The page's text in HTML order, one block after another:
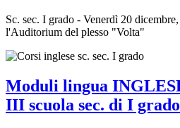
Sc. sec. I grado - Venerdì 20
l'Auditorium del plesso "Volta"
Moduli lingua
III scuola sec. di I grado